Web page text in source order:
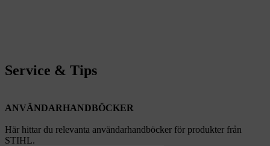
Service & Tips
ANVÄNDARHANDBÖCKER
Här hittar du relevanta användarhandböcker för produkter från
STIHL.